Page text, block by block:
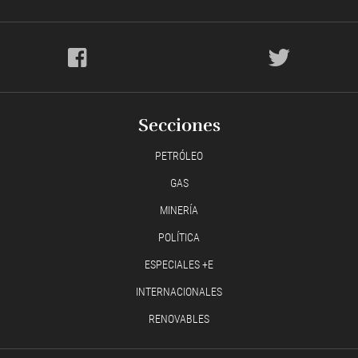
Secciones
PETRÓLEO
GAS
MINERÍA
POLÍTICA
ESPECIALES +E
INTERNACIONALES
RENOVABLES